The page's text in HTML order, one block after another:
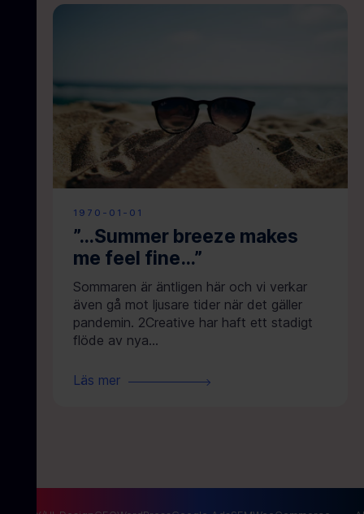
1970-01-01
”…Summer breeze makes
me feel fine…”
Sommaren är äntligen här och vi verkar
även gå mot ljusare tider när det gäller
pandemin. 2Creative har haft ett stadigt
flöde av nya...
Läs mer